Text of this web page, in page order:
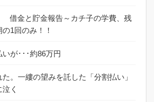
借金と貯金報告～カチ子の学費、残
1回のみ！！
が･･･約86万円
た。一縷の望みを託した「分割払い」
く